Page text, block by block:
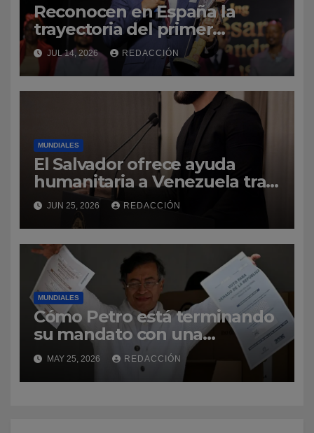
Reconocen en España la
trayectoria del primer
profesor dominicano de
ingeniería civil en Cantabria
JUL 14, 2026 REDACCIÓN
MUNDIALES
El Salvador ofrece ayuda
humanitaria a Venezuela tras
la emergencia
JUN 25, 2026 REDACCIÓN
MUNDIALES
Cómo Petro está terminando
su mandato con una
popularidad «alta e inusual»
en Colombia (y qué papel
juega en las elecciones)
MAY 25, 2026 REDACCIÓN